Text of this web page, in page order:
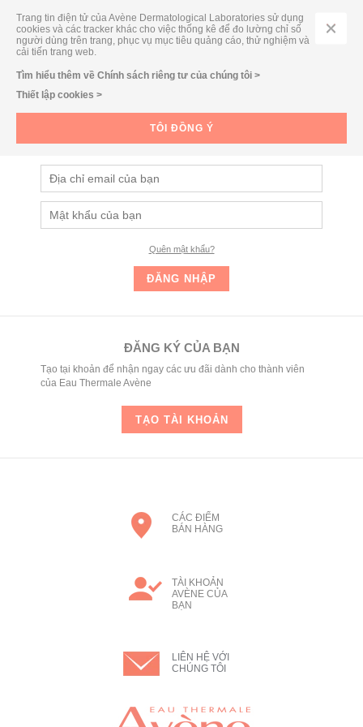
Trang tin điện tử của Avène Dermatological Laboratories sử dụng
cookies và các tracker khác cho việc thống kê để đo lường chỉ số
người dùng trên trang, phục vụ mục tiêu quảng cáo, thử nghiệm và
cải tiến trang web.
Tìm hiểu thêm về Chính sách riêng tư của chúng tôi >
Thiết lập cookies >
TÔI ĐỒNG Ý
Đăng nhập và nhận ngay các ưu đãi dành cho Thành viên của
Eau Thermale Avène
Quên mật khẩu?
ĐĂNG KÝ CỦA BẠN
Tạo tại khoản để nhận ngay các ưu đãi dành cho thành viên
của Eau Thermale Avène
TẠO TÀI KHOẢN
CÁC ĐIỂM
BÁN HÀNG
TÀI KHOẢN
AVÈNE CỦA
BẠN
LIÊN HỆ VỚI
CHÚNG TÔI